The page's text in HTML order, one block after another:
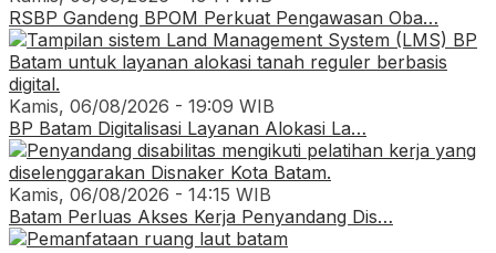
RSBP Gandeng BPOM Perkuat Pengawasan Oba…
Kamis, 06/08/2026 - 19:09 WIB
BP Batam Digitalisasi Layanan Alokasi La…
Kamis, 06/08/2026 - 14:15 WIB
Batam Perluas Akses Kerja Penyandang Dis…